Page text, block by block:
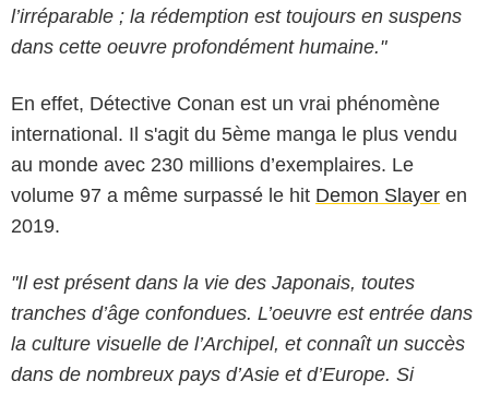
l’irréparable ; la rédemption est toujours en suspens
dans cette oeuvre profondément humaine."
En effet, Détective Conan est un vrai phénomène
international. Il s'agit du 5ème manga le plus vendu
au monde avec 230 millions d’exemplaires. Le
volume 97 a même surpassé le hit Demon Slayer en
2019.
"Il est présent dans la vie des Japonais, toutes
tranches d’âge confondues. L’oeuvre est entrée dans
la culture visuelle de l’Archipel, et connaît un succès
dans de nombreux pays d’Asie et d’Europe. Si